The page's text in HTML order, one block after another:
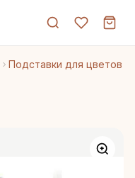
Подставки для цветов